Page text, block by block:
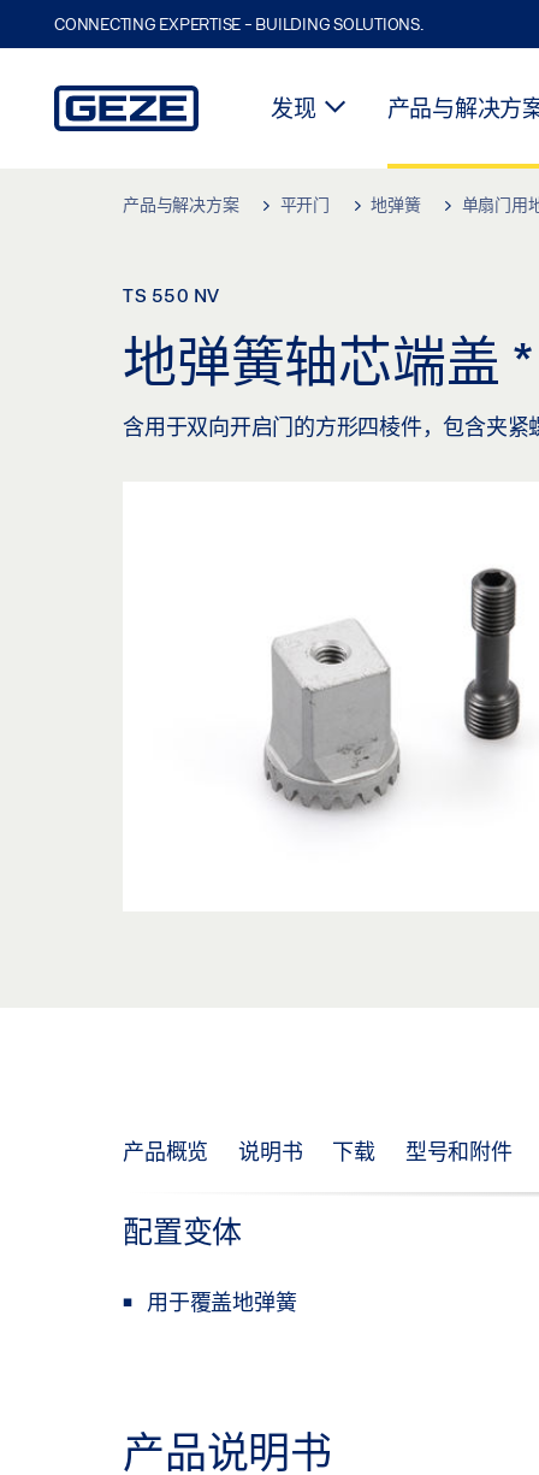
CONNECTING EXPERTISE - BUILDING SOLUTIONS.
发现 产品与解决方
产品与解决方案 平开门 地弹簧 单扇门用
TS 550 NV
地弹簧轴芯端盖 *
含用于双向开启门的方形四棱件，包含夹紧
产品概览 说明书 下载 型号和附件
配置变体
用于覆盖地弹簧
产品说明书